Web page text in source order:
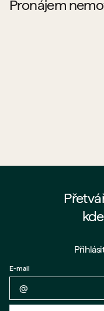
Pronájem
Zpět na formulář
E-mail